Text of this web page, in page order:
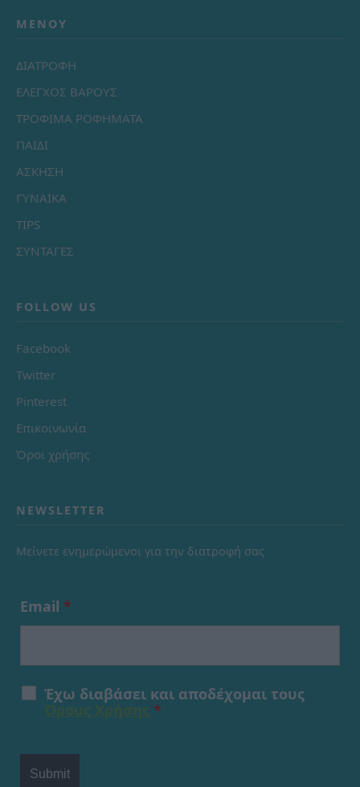
ΜΕΝΟΎ
ΔΙΑΤΡΟΦΗ
ΕΛΕΓΧΟΣ ΒΑΡΟΥΣ
ΤΡΟΦΙΜΑ ΡΟΦΗΜΑΤΑ
ΠΑΙΔΙ
ΑΣΚΗΣΗ
ΓΥΝΑΙΚΑ
TIPS
ΣΥΝΤΑΓΕΣ
FOLLOW US
Facebook
Twitter
Pinterest
Επικοινωνία
Όροι χρήσης
NEWSLETTER
Μείνετε ενημερώμενοι για την διατροφή σας
Email *
Έχω διαβάσει και αποδέχομαι τους
*